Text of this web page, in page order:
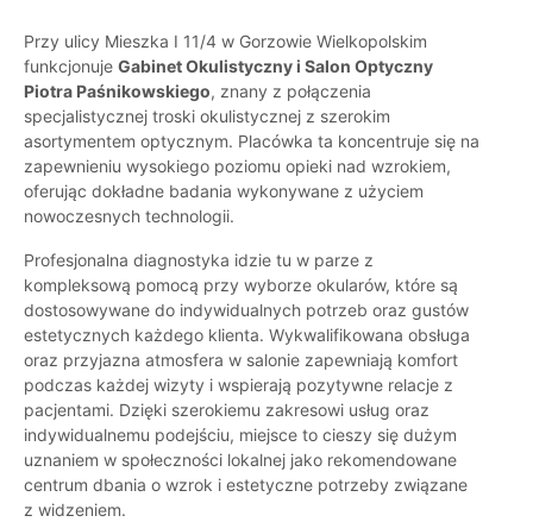
Przy ulicy Mieszka I 11/4 w Gorzowie Wielkopolskim
funkcjonuje Gabinet Okulistyczny i Salon Optyczny
Piotra Paśnikowskiego, znany z połączenia
specjalistycznej troski okulistycznej z szerokim
asortymentem optycznym. Placówka ta koncentruje się na
zapewnieniu wysokiego poziomu opieki nad wzrokiem,
oferując dokładne badania wykonywane z użyciem
nowoczesnych technologii.
Profesjonalna diagnostyka idzie tu w parze z
kompleksową pomocą przy wyborze okularów, które są
dostosowywane do indywidualnych potrzeb oraz gustów
estetycznych każdego klienta. Wykwalifikowana obsługa
oraz przyjazna atmosfera w salonie zapewniają komfort
podczas każdej wizyty i wspierają pozytywne relacje z
pacjentami. Dzięki szerokiemu zakresowi usług oraz
indywidualnemu podejściu, miejsce to cieszy się dużym
uznaniem w społeczności lokalnej jako rekomendowane
centrum dbania o wzrok i estetyczne potrzeby związane
z widzeniem.